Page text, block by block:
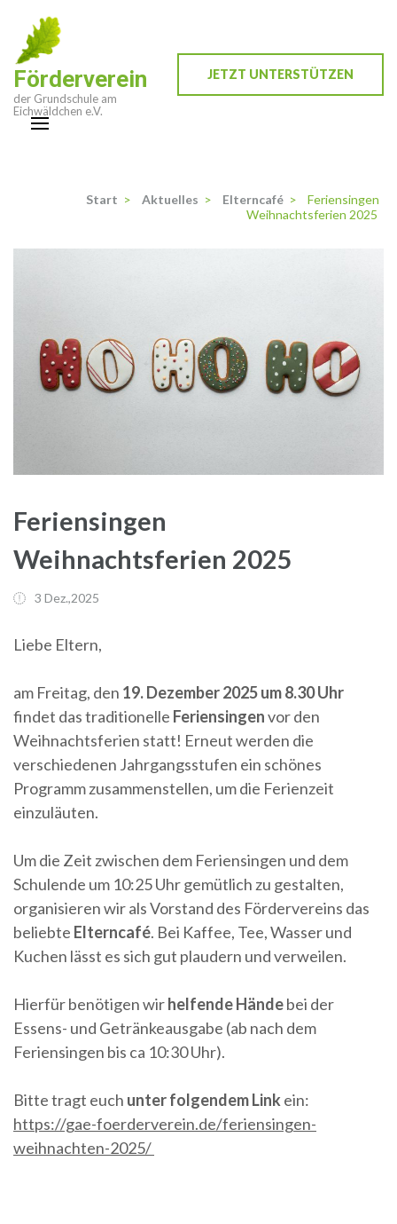
Inhalt
springen
(Enter
drücken)
Förderverein
der Grundschule am
Eichwäldchen e.V.
JETZT UNTERSTÜTZEN
Start > Aktuelles > Elterncafé >
Feriensingen
Weihnachtsferien 2025
Feriensingen
Weihnachtsferien 2025
3 Dez.,2025
Liebe Eltern,
am Freitag, den 19. Dezember 2025 um 8.30 Uhr
findet das traditionelle Feriensingenvor den
Weihnachtsferien statt! Erneut werden die
verschiedenen Jahrgangsstufen ein schönes
Programm zusammenstellen, um die Ferienzeit
einzuläuten.
Um die Zeit zwischen dem Feriensingen und dem
Schulende um 10:25 Uhr gemütlich zu gestalten,
organisieren wir als Vorstand des Fördervereins das
beliebte Elterncafé. Bei Kaffee, Tee, Wasser und
Kuchen lässt es sich gut plaudern und verweilen.
Hierfür benötigen wirhelfende Händebei der
Essens- und Getränkeausgabe (ab nach dem
Feriensingen bis ca 10:30 Uhr).
Bitte tragt euch unter folgendemLink ein:
https://gae-foerderverein.de/feriensingen-
weihnachten-2025/